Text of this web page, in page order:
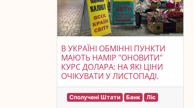
В УКРАЇНІ ОБМІННІ ПУНКТИ
МАЮТЬ НАМІР "ОНОВИТИ"
КУРС ДОЛАРА: НА ЯКІ ЦІНИ
ОЧІКУВАТИ У ЛИСТОПАДІ.
Сполучені Штати Банк Ліс